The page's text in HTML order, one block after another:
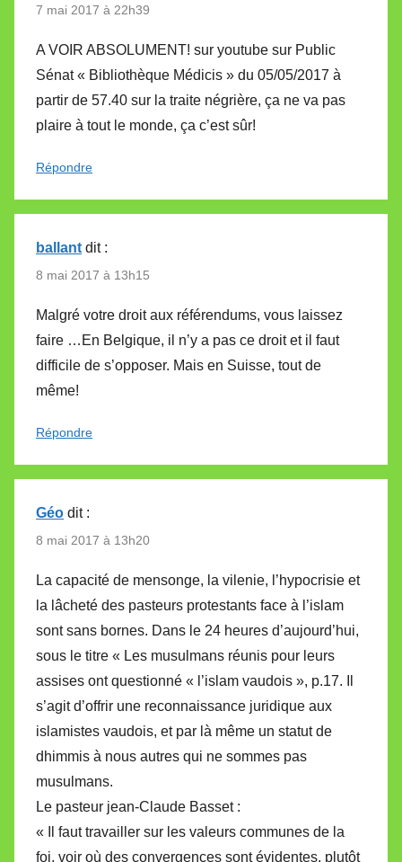
7 mai 2017 à 22h39
A VOIR ABSOLUMENT! sur youtube sur Public
Sénat « Bibliothèque Médicis » du 05/05/2017 à
partir de 57.40 sur la traite négrière, ça ne va pas
plaire à tout le monde, ça c’est sûr!
Répondre
ballant dit :
8 mai 2017 à 13h15
Malgré votre droit aux référendums, vous laissez
faire …En Belgique, il n’y a pas ce droit et il faut
difficile de s’opposer. Mais en Suisse, tout de
même!
Répondre
Géo dit :
8 mai 2017 à 13h20
La capacité de mensonge, la vilenie, l’hypocrisie et
la lâcheté des pasteurs protestants face à l’islam
sont sans bornes. Dans le 24 heures d’aujourd’hui,
sous le titre « Les musulmans réunis pour leurs
assises ont questionné « l’islam vaudois », p.17. Il
s’agit d’offrir une reconnaissance juridique aux
islamistes vaudois, et par là même un statut de
dhimmis à nous autres qui ne sommes pas
musulmans.
Le pasteur jean-Claude Basset :
« Il faut travailler sur les valeurs communes de la
foi, voir où des convergences sont évidentes, plutôt